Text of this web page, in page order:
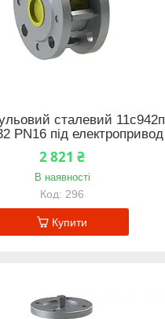
сталевий 11с942п
PN16 під електропривод
2 821 ₴
В наявності
296
Купити